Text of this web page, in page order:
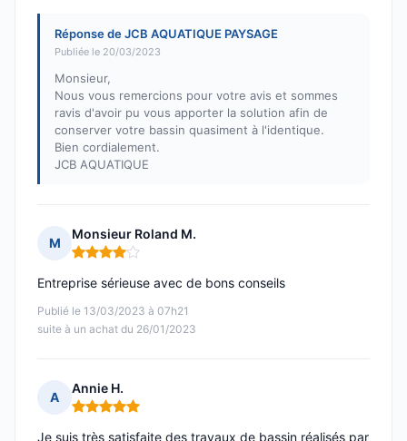
Réponse de JCB AQUATIQUE PAYSAGE
Publiée le 20/03/2023
Monsieur,
Nous vous remercions pour votre avis et sommes
ravis d'avoir pu vous apporter la solution afin de
conserver votre bassin quasiment à l'identique.
Bien cordialement.
JCB AQUATIQUE
M
Monsieur Roland M.
Note : 4 sur 5
Publié le 13/03/2023 à 07h21
suite à un achat du 26/01/2023
Entreprise sérieuse avec de bons conseils
A
Annie H.
Note : 5 sur 5
Je suis très satisfaite des travaux de bassin réalisés par